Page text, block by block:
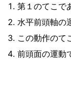
第１のてこで
水平前頭軸の
この動作のて
前頭面の運動